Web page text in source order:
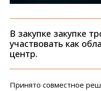
В закупке закупке
участвовать как
центр.
Принято совместное